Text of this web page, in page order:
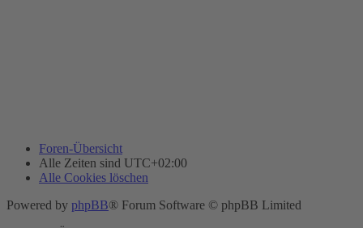
Foren-Übersicht
Alle Zeiten sind UTC+02:00
Alle Cookies löschen
Powered by phpBB® Forum Software © phpBB Limited